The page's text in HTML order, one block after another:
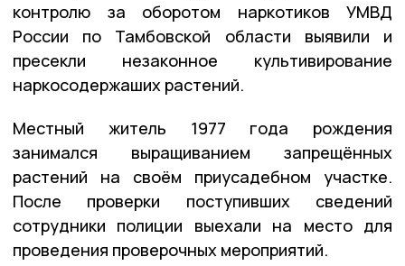
контролю за оборотом наркотиков УМВД
России по Тамбовской области выявили и
пресекли незаконное культивирование
наркосодержаших растений.
Местный житель 1977 года рождения
занимался выращиванием запрещённых
растений на своём приусадебном участке.
После проверки поступивших сведений
сотрудники полиции выехали на место для
проведения проверочных мероприятий.